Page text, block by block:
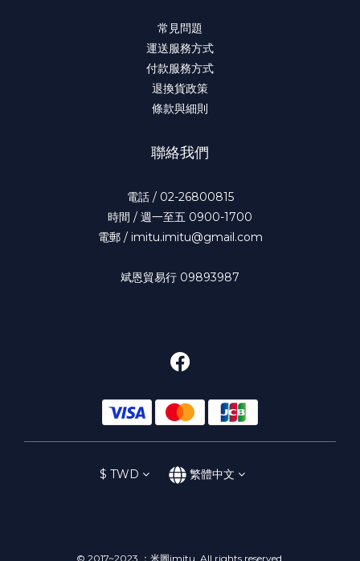
常見問題
運送服務方式
付款服務方式
退換貨政策
條款與細則
聯絡我們
電話 / 02-26800815
時間 / 週一至五 0900-1700
電郵 / imitu.imitu@gmail.com
斌恩貿易行 09893987
$ TWD 繁體中文
© 2017~2023 ：米圖imitu All rights reserved.